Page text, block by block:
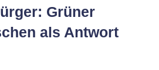
Grüner
als Antwort